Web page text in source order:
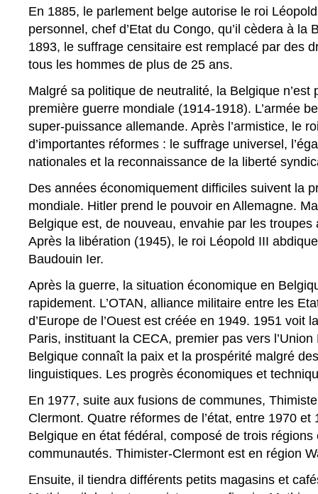
En 1885, le parlement belge autorise le roi
personnel, chef d’Etat du Congo, qu’il cèdera à la
1893, le suffrage censitaire est remplacé par des
tous les hommes de plus de 25 ans.
Malgré sa politique de neutralité, la Belgique n’est
première guerre mondiale (1914-1918). L’armée
super-puissance allemande. Après l’armistice, le
d’importantes réformes : le suffrage universel,
nationales et la reconnaissance de la liberté
Des années économiquement difficiles suivent la
mondiale. Hitler prend le pouvoir en Allemagne.
Belgique est, de nouveau, envahie par les troupes
Après la libération (1945), le roi Léopold III
Baudouin Ier.
Après la guerre, la situation économique en
rapidement. L’OTAN, alliance militaire entre les
d’Europe de l’Ouest est créée en 1949. 1951 voit
Paris, instituant la CECA, premier pas vers
Belgique connaît la paix et la prospérité malgré
linguistiques. Les progrès économiques et
En 1977, suite aux fusions de communes,
Clermont. Quatre réformes de l’état, entre 1970 et
Belgique en état fédéral, composé de trois régions
communautés. Thimister-Clermont est en région
Ensuite, il tiendra différents petits magasins et